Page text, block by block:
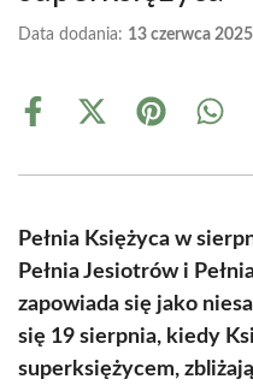
Data dodania: 13 czerwca
Share
Share
(Twitter)
Share
Pełnia Księżyca w
Pełnia Jesiotrów i
zapowiada się jako
się 19 sierpnia, kiedy
superksiężycem,